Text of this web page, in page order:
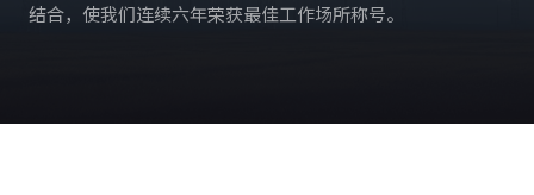
结合，使我们连续六年荣获最佳工作场所称号。